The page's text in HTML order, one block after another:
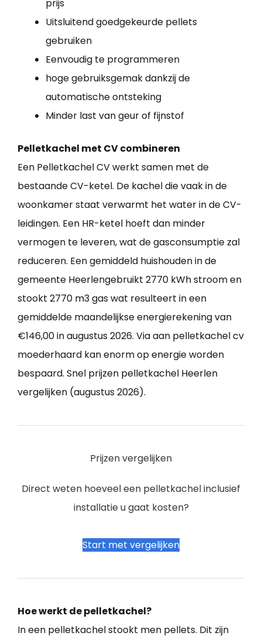
prijs
Uitsluitend goedgekeurde pellets
gebruiken
Eenvoudig te programmeren
hoge gebruiksgemak dankzij de
automatische ontsteking
Minder last van geur of fijnstof
Pelletkachel met CV combineren
Een Pelletkachel CV werkt samen met de
bestaande CV-ketel. De kachel die vaak in de
woonkamer staat verwarmt het water in de CV-
leidingen. Een HR-ketel hoeft dan minder
vermogen te leveren, wat de gasconsumptie zal
reduceren. Een gemiddeld huishouden in de
gemeente Heerlengebruikt 2770 kWh stroom en
stookt 2770 m3 gas wat resulteert in een
gemiddelde maandelijkse energierekening van
€146,00 in augustus 2026. Via aan pelletkachel cv
moederhaard kan enorm op energie worden
bespaard. Snel prijzen pelletkachel Heerlen
vergelijken (augustus 2026).
Prijzen vergelijken
Direct weten hoeveel een pelletkachel inclusief
installatie u gaat kosten?
Start met vergelijken
Hoe werkt de pelletkachel?
In een pelletkachel stookt men pellets. Dit zijn